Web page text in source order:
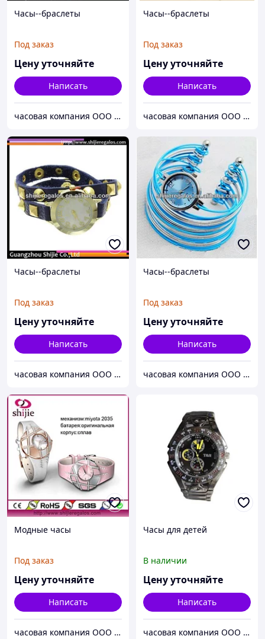
Часы--браслеты
Под заказ
Цену уточняйте
Написать
часовая компания ООО ШИЦЗЕ
Часы--браслеты
Под заказ
Цену уточняйте
Написать
часовая компания ООО ШИЦЗЕ
Часы--браслеты
Под заказ
Цену уточняйте
Написать
часовая компания ООО ШИЦЗЕ
Часы--браслеты
Под заказ
Цену уточняйте
Написать
часовая компания ООО ШИЦЗЕ
Модные часы
Под заказ
Цену уточняйте
Написать
часовая компания ООО ШИЦЗЕ
Часы для детей
В наличии
Цену уточняйте
Написать
часовая компания ООО ШИЦЗЕ